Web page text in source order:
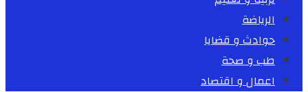
الرياضة
حوادث و قضايا
طب و صحة
اعمال و اقتصاد